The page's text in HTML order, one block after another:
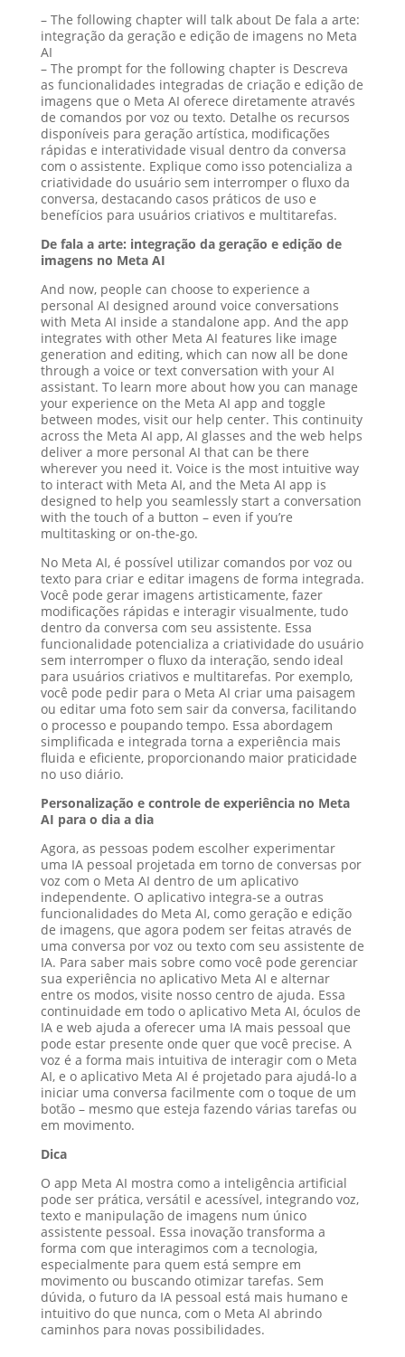
– The following chapter will talk about De fala a arte:
integração da geração e edição de imagens no Meta
AI
– The prompt for the following chapter is Descreva
as funcionalidades integradas de criação e edição de
imagens que o Meta AI oferece diretamente através
de comandos por voz ou texto. Detalhe os recursos
disponíveis para geração artística, modificações
rápidas e interatividade visual dentro da conversa
com o assistente. Explique como isso potencializa a
criatividade do usuário sem interromper o fluxo da
conversa, destacando casos práticos de uso e
benefícios para usuários criativos e multitarefas.
De fala a arte: integração da geração e edição de
imagens no Meta AI
And now, people can choose to experience a
personal AI designed around voice conversations
with Meta AI inside a standalone app. And the app
integrates with other Meta AI features like image
generation and editing, which can now all be done
through a voice or text conversation with your AI
assistant. To learn more about how you can manage
your experience on the Meta AI app and toggle
between modes, visit our help center. This continuity
across the Meta AI app, AI glasses and the web helps
deliver a more personal AI that can be there
wherever you need it. Voice is the most intuitive way
to interact with Meta AI, and the Meta AI app is
designed to help you seamlessly start a conversation
with the touch of a button – even if you’re
multitasking or on-the-go.
No Meta AI, é possível utilizar comandos por voz ou
texto para criar e editar imagens de forma integrada.
Você pode gerar imagens artisticamente, fazer
modificações rápidas e interagir visualmente, tudo
dentro da conversa com seu assistente. Essa
funcionalidade potencializa a criatividade do usuário
sem interromper o fluxo da interação, sendo ideal
para usuários criativos e multitarefas. Por exemplo,
você pode pedir para o Meta AI criar uma paisagem
ou editar uma foto sem sair da conversa, facilitando
o processo e poupando tempo. Essa abordagem
simplificada e integrada torna a experiência mais
fluida e eficiente, proporcionando maior praticidade
no uso diário.
Personalização e controle de experiência no Meta
AI para o dia a dia
Agora, as pessoas podem escolher experimentar
uma IA pessoal projetada em torno de conversas por
voz com o Meta AI dentro de um aplicativo
independente. O aplicativo integra-se a outras
funcionalidades do Meta AI, como geração e edição
de imagens, que agora podem ser feitas através de
uma conversa por voz ou texto com seu assistente de
IA. Para saber mais sobre como você pode gerenciar
sua experiência no aplicativo Meta AI e alternar
entre os modos, visite nosso centro de ajuda. Essa
continuidade em todo o aplicativo Meta AI, óculos de
IA e web ajuda a oferecer uma IA mais pessoal que
pode estar presente onde quer que você precise. A
voz é a forma mais intuitiva de interagir com o Meta
AI, e o aplicativo Meta AI é projetado para ajudá-lo a
iniciar uma conversa facilmente com o toque de um
botão – mesmo que esteja fazendo várias tarefas ou
em movimento.
Dica
O app Meta AI mostra como a inteligência artificial
pode ser prática, versátil e acessível, integrando voz,
texto e manipulação de imagens num único
assistente pessoal. Essa inovação transforma a
forma com que interagimos com a tecnologia,
especialmente para quem está sempre em
movimento ou buscando otimizar tarefas. Sem
dúvida, o futuro da IA pessoal está mais humano e
intuitivo do que nunca, com o Meta AI abrindo
caminhos para novas possibilidades.